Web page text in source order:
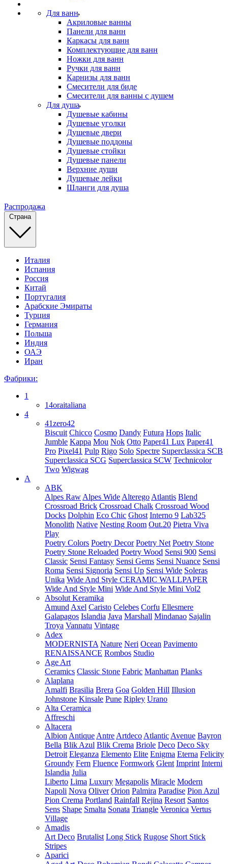
Для ванн
Акриловые ванны
Панели для ванн
Каркасы для ванн
Комплектующие для ванн
Ножки для ванн
Ручки для ванн
Карнизы для ванн
Смесители для биде
Смесители для ванны с душем
Для душа
Душевые кабины
Душевые уголки
Душевые двери
Душевые поддоны
Душевые стойки
Душевые панели
Верхние души
Душевые лейки
Шланги для душа
Распродажа
Страна
Италия
Испания
Россия
Китай
Португалия
Арабские Эмираты
Турция
Германия
Польша
Индия
ОАЭ
Иран
Фабрики:
1
14oraitaliana
4
41zero42
Biscuit Chicco Cosmo Dandy Futura Hops Italic
Jumble Kappa Mou Nok Otto Paper41 Lux Paper41
Pro Pixel41 Pulp Rigo Solo Spectre Superclassica SCB
Superclassica SCG Superclassica SCW Technicolor
Two Wigwag
A
ABK
Alpes Raw Alpes Wide Alterego Atlantis Blend
Crossroad Brick Crossroad Chalk Crossroad Wood
Docks Dolphin Eco Chic Ghost Interno 9 Lab325
Monolith Native Nesting Room Out.20 Pietra Viva
Play
Poetry Colors Poetry Decor Poetry Net Poetry Stone
Poetry Stone Reloaded Poetry Wood Sensi 900 Sensi
Classic Sensi Fantasy Sensi Gems Sensi Nuance Sensi
Roma Sensi Signoria Sensi Up Sensi Wide Soleras
Unika Wide And Style CERAMIC WALLPAPER
Wide And Style Mini Wide And Style Mini Vol2
Absolut Keramika
Amund Axel Caristo Celebes Corfu Ellesmere
Galapagos Islandia Java Marshall Mindanao Sajalin
Troya Vannatu Vintage
Adex
MODERNISTA Nature Neri Ocean Pavimento
RENAISSANCE Rombos Studio
Age Art
Ceramics Classic Stone Fabric Manhattan Planks
Alaplana
Amalfi Brasilia Brera Goa Golden Hill Illusion
Johnstone Kinsale Pune Ripley Urano
Alta Ceramica
Affreschi
Altacera
Albion Antique Antre Artdeco Atlantic Avenue Bayron
Bella Blik Azul Blik Crema Briole Deco Deco Sky
Detroit Eleganza Elemento Elite Enigma Eterna Felicity
Groundy Fern Fluence Formwork Glent Imprint Interni
Islandia Julia
Liberto Lima Luxury Megapolis Miracle Modern
Napoli Nova Oliver Orion Palmira Paradise Pion Azul
Pion Crema Portland Rainfall Rejina Resort Santos
Sens Shape Smalta Sonata Triangle Veronica Vertus
Village
Amadis
Art Deco Brutalist Long Stick Rugose Short Stick
Stripes
Aparici